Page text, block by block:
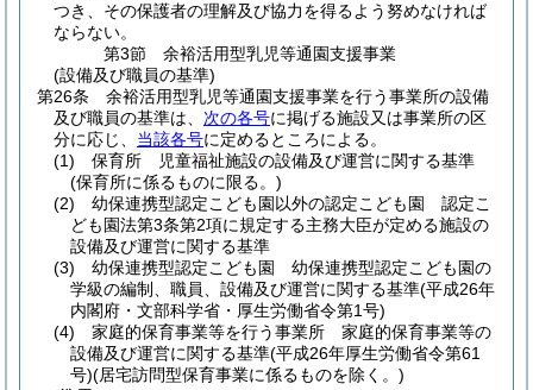
つき、その保護者の理解及び協力を得るよう努めなければ
ならない。
第3節
余裕活用型乳児等通園支援事業
(設備及び職員の基準)
第26条
余裕活用型乳児等通園支援事業を行う事業所の設備
及び職員の基準は、 次の各号に掲げる施設又は事業所の区
分に応じ、 当該各号に定めるところによる。
(1)
保育所 児童福祉施設の設備及び運営に関する基準
(保育所に係るものに限る。)
(2)
幼保連携型認定こども園以外の認定こども園 認定こ
ども園法第3条第2項に規定する主務大臣が定める施設の
設備及び運営に関する基準
(3)
幼保連携型認定こども園 幼保連携型認定こども園の
学級の編制、職員、設備及び運営に関する基準(平成26年
内閣府・文部科学省・厚生労働省令第1号)
(4)
家庭的保育事業等を行う事業所 家庭的保育事業等の
設備及び運営に関する基準(平成26年厚生労働省令第61
号)(居宅訪問型保育事業に係るものを除く。)